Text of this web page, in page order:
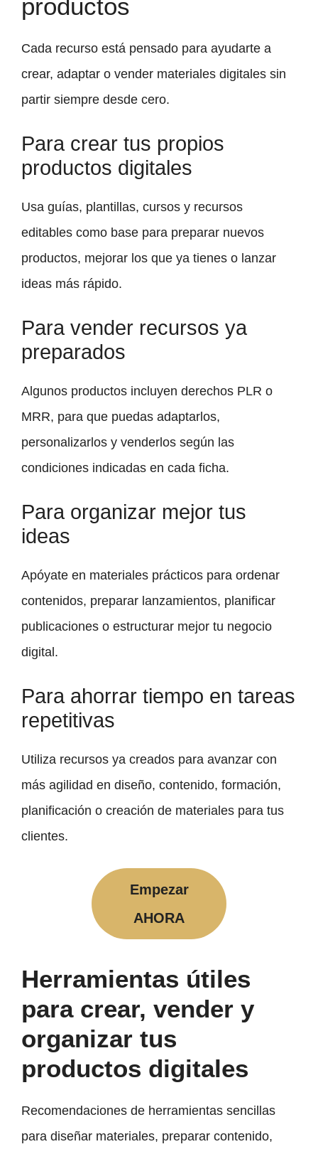
productos
Cada recurso está pensado para ayudarte a
crear, adaptar o vender materiales digitales sin
partir siempre desde cero.
Para crear tus propios
productos digitales
Usa guías, plantillas, cursos y recursos
editables como base para preparar nuevos
productos, mejorar los que ya tienes o lanzar
ideas más rápido.
Para vender recursos ya
preparados
Algunos productos incluyen derechos PLR o
MRR, para que puedas adaptarlos,
personalizarlos y venderlos según las
condiciones indicadas en cada ficha.
Para organizar mejor tus
ideas
Apóyate en materiales prácticos para ordenar
contenidos, preparar lanzamientos, planificar
publicaciones o estructurar mejor tu negocio
digital.
Para ahorrar tiempo en tareas
repetitivas
Utiliza recursos ya creados para avanzar con
más agilidad en diseño, contenido, formación,
planificación o creación de materiales para tus
clientes.
Empezar
AHORA
Herramientas útiles
para crear, vender y
organizar tus
productos digitales
Recomendaciones de herramientas sencillas
para diseñar materiales, preparar contenido,